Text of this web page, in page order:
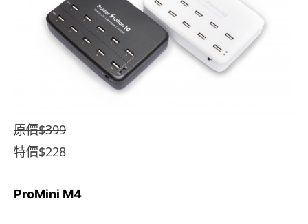
原價$399
特價$228
ProMini M4